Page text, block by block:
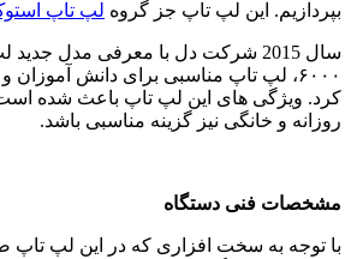
بپردازیم. این لپ تاپ جز گروه لپ تاپ
سال 2015 شرکت دل با معرفی مدل
۶٠٠٠، لپ تاپ مناسبی برای دانش
کرد. ویژگی های این لپ تاپ باعث شده است
روزانه و خانگی نیز گزینه مناسبی باشد.
مشخصات فنی دستگاه
با توجه به سخت افزاری که در این لپ تاپ